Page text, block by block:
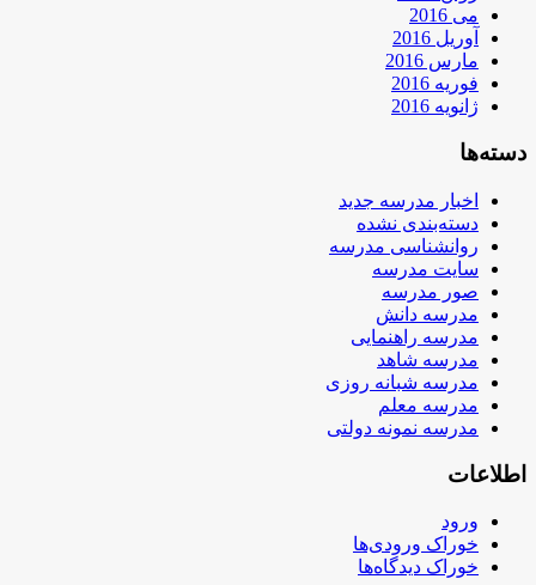
می 2016
آوریل 2016
مارس 2016
فوریه 2016
ژانویه 2016
دسته‌ها
اخبار مدرسه جدید
دسته‌بندی نشده
روانشناسی مدرسه
سایت مدرسه
صور مدرسه
مدرسه دانش
مدرسه راهنمایی
مدرسه شاهد
مدرسه شبانه روزی
مدرسه معلم
مدرسه نمونه دولتی
اطلاعات
ورود
خوراک ورودی‌ها
خوراک دیدگاه‌ها